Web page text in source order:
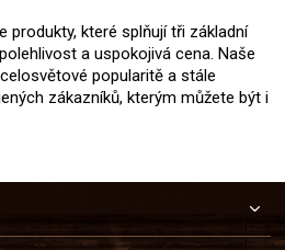
produkty, které splňují tři základní
a uspokojivá cena. Naše
popularitě a stále
zákazníků, kterým můžete být i